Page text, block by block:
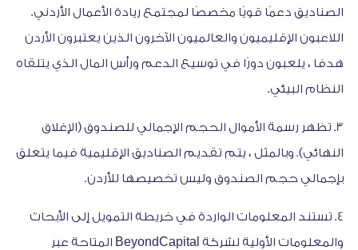
الصناديق دعمًا قويًا مخصصًا لمجتمع ريادة الأعمال الأردني.
اللاعبون الإقليميون والعالميون الآخرون الذين يعتبرون الأردن
هدفا ، يلعبون دورًا في توسيع الدعم ورأس المال الذي يتلقاه
النظام البيئي.
3. تظهر رسمة الأموال الحجم الإجمالي للصندوق (الإغلاق
النهائي). وبالمثل ، يتم تقديم الصناديق الإقليمية فيما يتعلق
بإجمالي حجم الصندوق وليس تخصيصها للأردن.
4. تستند المعلومات الواردة في خريطة التمويل إلى الأبحاث
والمعلومات الأولية لشركة BeyondCapital المتاحة عبر